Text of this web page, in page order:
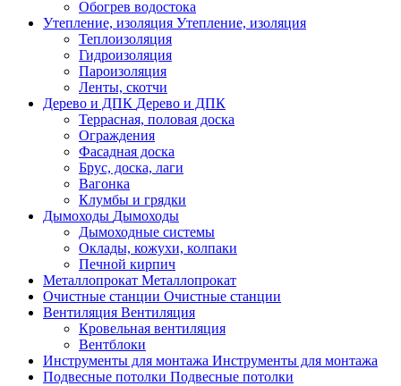
Обогрев водостока
Утепление, изоляция Утепление, изоляция
Теплоизоляция
Гидроизоляция
Пароизоляция
Ленты, скотчи
Дерево и ДПК Дерево и ДПК
Террасная, половая доска
Ограждения
Фасадная доска
Брус, доска, лаги
Вагонка
Клумбы и грядки
Дымоходы Дымоходы
Дымоходные системы
Оклады, кожухи, колпаки
Печной кирпич
Металлопрокат Металлопрокат
Очистные станции Очистные станции
Вентиляция Вентиляция
Кровельная вентиляция
Вентблоки
Инструменты для монтажа Инструменты для монтажа
Подвесные потолки Подвесные потолки